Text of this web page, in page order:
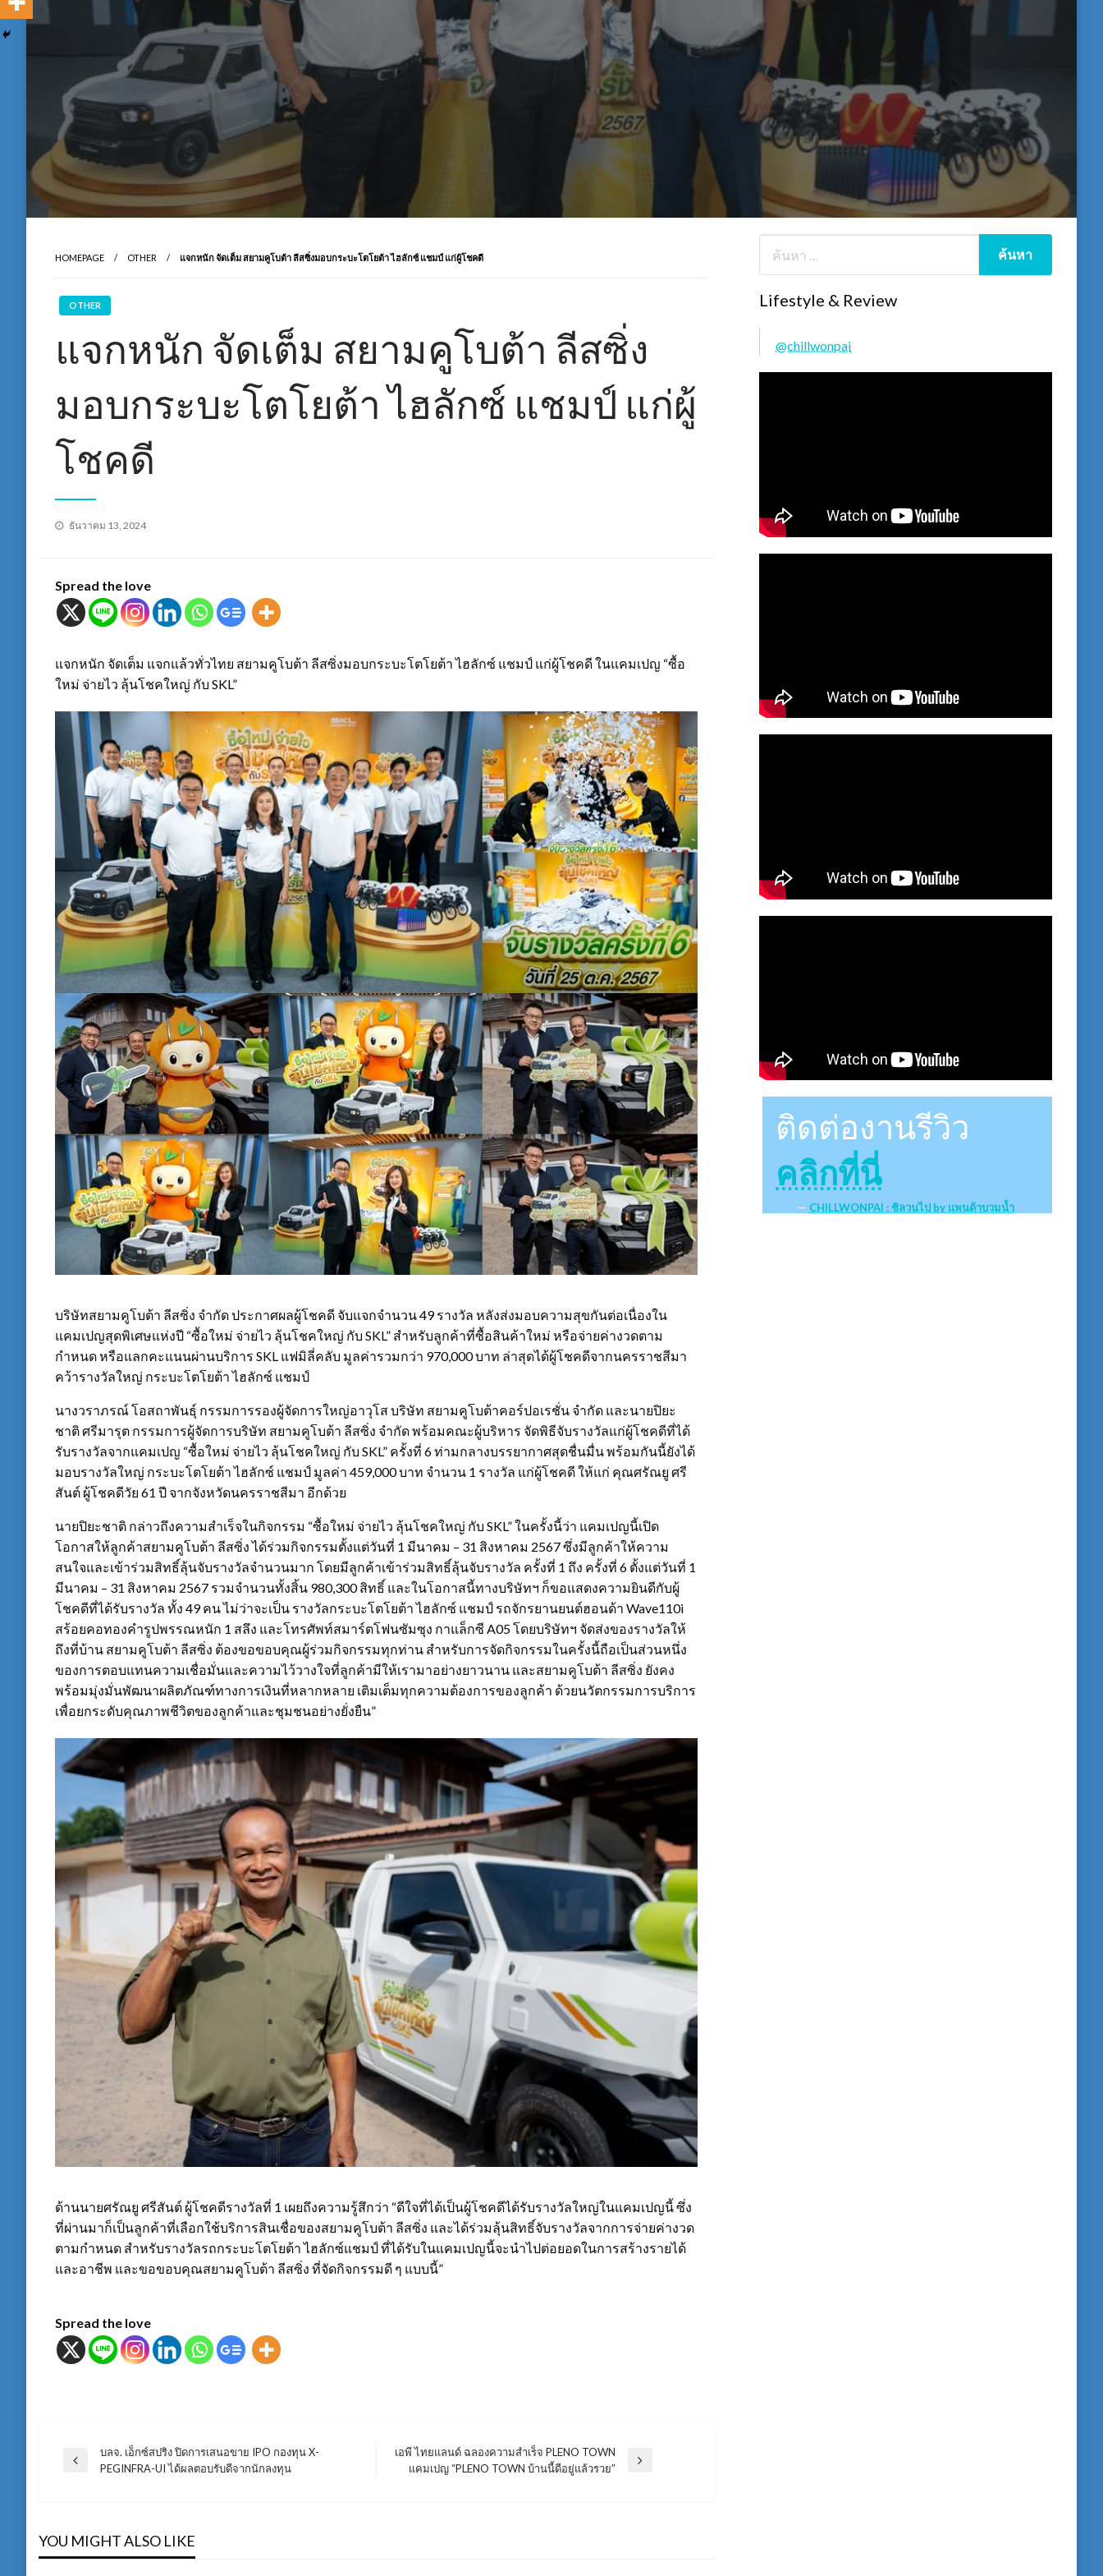
HOMEPAGE OTHER แจกหนัก จัดเต็ม สยามคูโบต้า ลีสซิ่งมอบกระบะโตโยต้า ไฮลักซ์ แชมป์ แก่ผู้โชคดี
OTHER
แจกหนัก จัดเต็ม สยามคูโบต้า ลีสซิ่ง
มอบกระบะโตโยต้า ไฮลักซ์ แชมป์ แก่ผู้
โชคดี
Posted
ธันวาคม 13, 2024
Spread the love
แจกหนัก จัดเต็ม แจกแล้วทั่วไทย สยามคูโบต้า ลีสซิ่งมอบกระบะโตโยต้า ไฮลักซ์ แชมป์ แก่ผู้โชคดี ในแคมเปญ “ซื้อ
ใหม่ จ่ายไว ลุ้นโชคใหญ่ กับ SKL”
บริษัทสยามคูโบต้า ลีสซิ่ง จำกัด ประกาศผลผู้โชคดี จับแจกจำนวน 49 รางวัล หลังส่งมอบความสุขกันต่อเนื่องใน
แคมเปญสุดพิเศษแห่งปี “ซื้อใหม่ จ่ายไว ลุ้นโชคใหญ่ กับ SKL” สำหรับลูกค้าที่ซื้อสินค้าใหม่ หรือจ่ายค่างวดตาม
กำหนด หรือแลกคะแนนผ่านบริการ SKL แฟมิลี่คลับ มูลค่ารวมกว่า 970,000 บาท ล่าสุดได้ผู้โชคดีจากนครราชสีมา
คว้ารางวัลใหญ่ กระบะโตโยต้า ไฮลักซ์ แชมป์
นางวราภรณ์ โอสถาพันธุ์ กรรมการรองผู้จัดการใหญ่อาวุโส บริษัท สยามคูโบต้าคอร์ปอเรชั่น จำกัด และนายปิยะ
ชาติ ศรีมารุต กรรมการผู้จัดการบริษัท สยามคูโบต้า ลีสซิ่ง จำกัด พร้อมคณะผู้บริหาร จัดพิธีจับรางวัลแก่ผู้โชคดีที่ได้
รับรางวัลจากแคมเปญ “ซื้อใหม่ จ่ายไว ลุ้นโชคใหญ่ กับ SKL” ครั้งที่ 6 ท่ามกลางบรรยากาศสุดชื่นมื่น พร้อมกันนี้ยังได้
มอบรางวัลใหญ่ กระบะโตโยต้า ไฮลักซ์ แชมป์ มูลค่า 459,000 บาท จำนวน 1 รางวัล แก่ผู้โชคดี ให้แก่ คุณศรัณยู ศรี
สันต์ ผู้โชคดีวัย 61 ปี จากจังหวัดนครราชสีมา อีกด้วย
นายปิยะชาติ กล่าวถึงความสำเร็จในกิจกรรม “ซื้อใหม่ จ่ายไว ลุ้นโชคใหญ่ กับ SKL” ในครั้งนี้ว่า แคมเปญนี้เปิด
โอกาสให้ลูกค้าสยามคูโบต้า ลีสซิ่ง ได้ร่วมกิจกรรมตั้งแต่วันที่ 1 มีนาคม – 31 สิงหาคม 2567 ซึ่งมีลูกค้าให้ความ
สนใจและเข้าร่วมสิทธิ์ลุ้นจับรางวัลจำนวนมาก โดยมีลูกค้าเข้าร่วมสิทธิ์ลุ้นจับรางวัล ครั้งที่ 1 ถึง ครั้งที่ 6 ตั้งแต่วันที่ 1
มีนาคม – 31 สิงหาคม 2567 รวมจำนวนทั้งสิ้น 980,300 สิทธิ์ และในโอกาสนี้ทางบริษัทฯ ก็ขอแสดงความยินดีกับผู้
โชคดีที่ได้รับรางวัล ทั้ง 49 คน ไม่ว่าจะเป็น รางวัลกระบะโตโยต้า ไฮลักซ์ แชมป์ รถจักรยานยนต์ฮอนด้า Wave110i
สร้อยคอทองคำรูปพรรณหนัก 1 สลึง และโทรศัพท์สมาร์ตโฟนซัมซุง กาแล็กซี A05 โดยบริษัทฯ จัดส่งของรางวัลให้
ถึงที่บ้าน สยามคูโบต้า ลีสซิ่ง ต้องขอขอบคุณผู้ร่วมกิจกรรมทุกท่าน สำหรับการจัดกิจกรรมในครั้งนี้ถือเป็นส่วนหนึ่ง
ของการตอบแทนความเชื่อมั่นและความไว้วางใจที่ลูกค้ามีให้เรามาอย่างยาวนาน และสยามคูโบต้า ลีสซิ่ง ยังคง
พร้อมมุ่งมั่นพัฒนาผลิตภัณฑ์ทางการเงินที่หลากหลาย เติมเต็มทุกความต้องการของลูกค้า ด้วยนวัตกรรมการบริการ
เพื่อยกระดับคุณภาพชีวิตของลูกค้าและชุมชนอย่างยั่งยืน”
ด้านนายศรัณยู ศรีสันต์ ผู้โชคดีรางวัลที่ 1 เผยถึงความรู้สึกว่า “ดีใจที่ได้เป็นผู้โชคดีได้รับรางวัลใหญ่ในแคมเปญนี้ ซึ่ง
ที่ผ่านมาก็เป็นลูกค้าที่เลือกใช้บริการสินเชื่อของสยามคูโบต้า ลีสซิ่ง และได้ร่วมลุ้นสิทธิ์จับรางวัลจากการจ่ายค่างวด
ตามกำหนด สำหรับรางวัลรถกระบะโตโยต้า ไฮลักซ์แชมป์ ที่ได้รับในแคมเปญนี้จะนำไปต่อยอดในการสร้างรายได้
และอาชีพ และขอขอบคุณสยามคูโบต้า ลีสซิ่ง ที่จัดกิจกรรมดี ๆ แบบนี้”
Spread the love
แนะแนว
Previous
บลจ. เอ็กซ์สปริง ปิดการเสนอขาย IPO กองทุน X-
PEGINFRA-UI ได้ผลตอบรับดีจากนักลงทุน
Next
เอพี ไทยแลนด์ ฉลองความสำเร็จ PLENO TOWN
แคมเปญ “PLENO TOWN บ้านนี้ดีอยู่แล้วรวย”
YOU MIGHT ALSO LIKE
Lifestyle & Review
@chillwonpai
ติดต่องานรีวิว
คลิกที่นี่
CHILLWONPAI : ชิลวนไป by แพนด้าบวมน้ำ